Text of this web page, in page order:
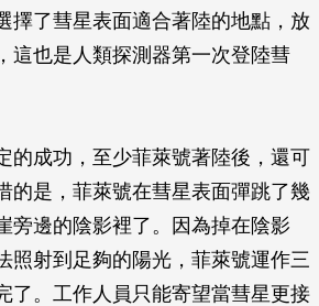
擇了彗星表面適合著陸的地點，放
這也是人類探測器第一次登陸彗
的成功，至少菲萊號著陸後，還可
的是，菲萊號在彗星表面彈跳了幾
旁邊的陰影裡了。因為掉在陰影
照射到足夠的陽光，菲萊號運作三
了。工作人員只能寄望當彗星更接